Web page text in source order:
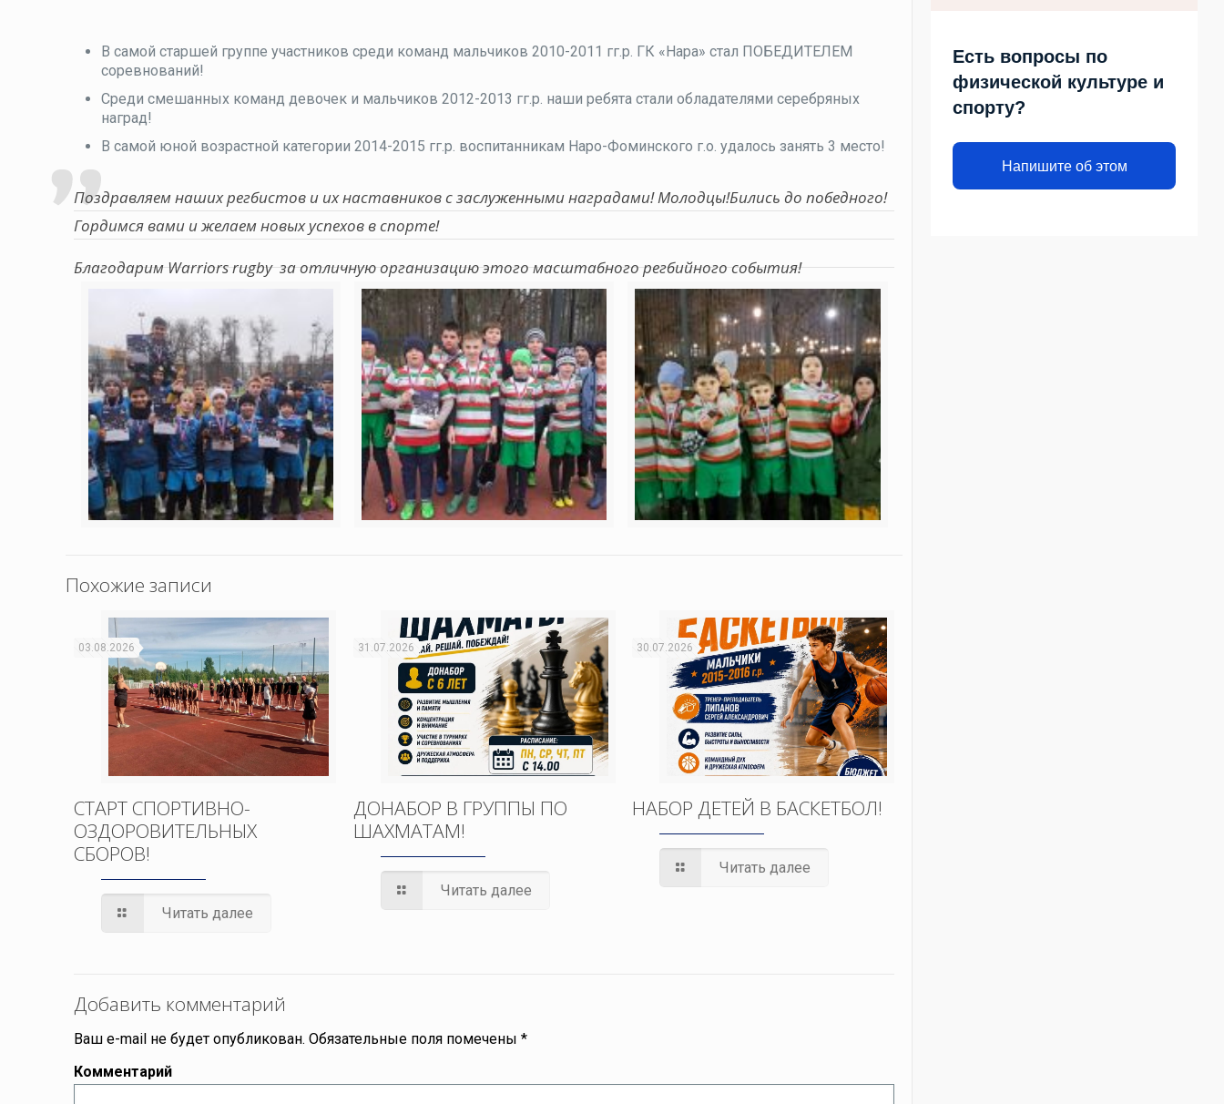
В самой старшей группе участников среди команд мальчиков 2010-2011 гг.р. ГК «Нара» стал ПОБЕДИТЕЛЕМ
соревнований!
Среди смешанных команд девочек и мальчиков 2012-2013 гг.р. наши ребята стали обладателями серебряных
наград!
В самой юной возрастной категории 2014-2015 гг.р. воспитанникам Наро-Фоминского г.о. удалось занять 3 место!
Поздравляем наших регбистов и их наставников с заслуженными наградами! Молодцы!Бились до победного!
Гордимся вами и желаем новых успехов в спорте!
Благодарим Warriors rugby за отличную организацию этого масштабного регбийного события!
Похожие записи
03.08.2026
СТАРТ СПОРТИВНО-
ОЗДОРОВИТЕЛЬНЫХ
СБОРОВ!
Читать далее
31.07.2026
ДОНАБОР В ГРУППЫ ПО
ШАХМАТАМ!
Читать далее
30.07.2026
НАБОР ДЕТЕЙ В БАСКЕТБОЛ!
Читать далее
Добавить комментарий
Ваш e-mail не будет опубликован. Обязательные поля помечены*
Комментарий
Есть вопросы по
физической культуре и
спорту?
Напишите об этом